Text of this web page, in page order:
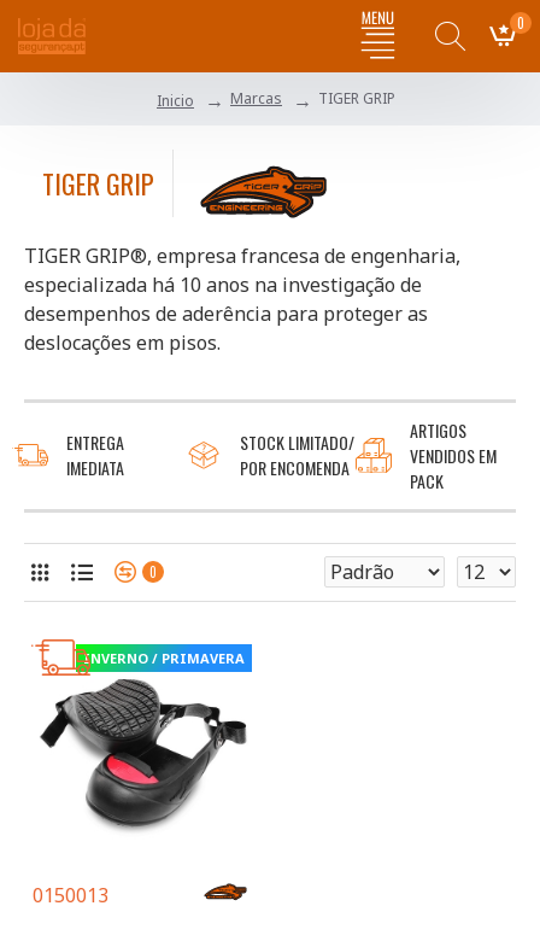
0
Inicio Marcas TIGER GRIP
TIGER GRIP
TIGER GRIP®, empresa francesa de engenharia,
especializada há 10 anos na investigação de
desempenhos de aderência para proteger as
deslocações em pisos.
ENTREGA
IMEDIATA
STOCK LIMITADO/
POR ENCOMENDA
ARTIGOS
VENDIDOS EM
PACK
0
INVERNO / PRIMAVERA
0150013